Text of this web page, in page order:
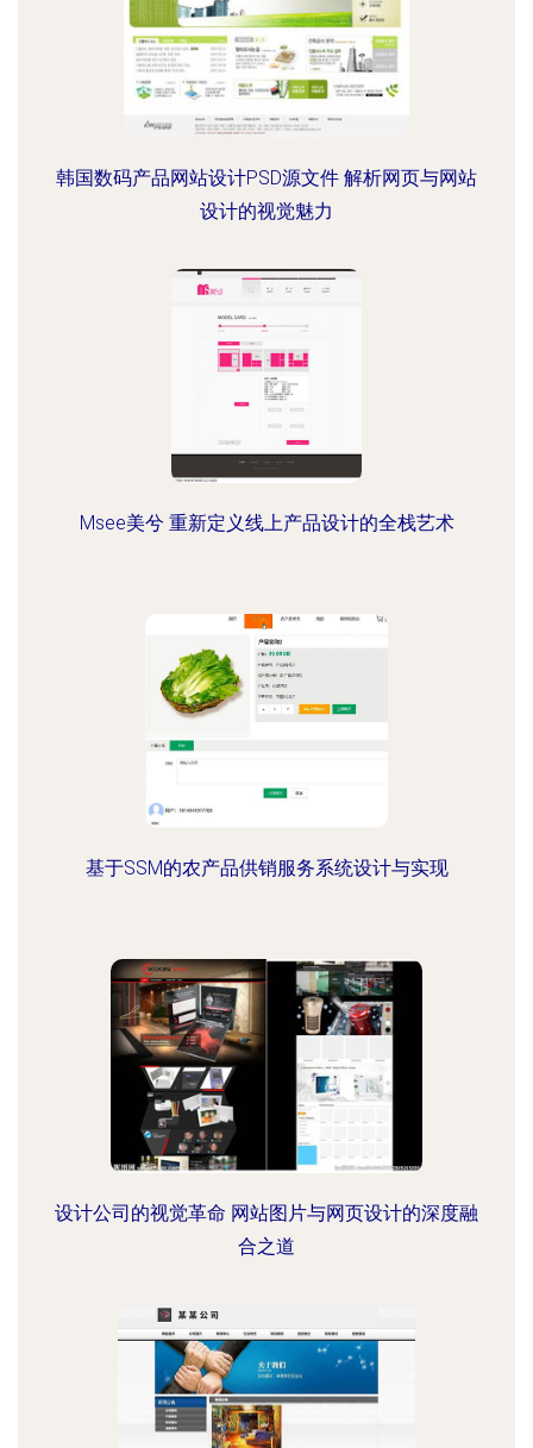
韩国数码产品网站设计PSD源文件 解析网页与网站
设计的视觉魅力
Msee美兮 重新定义线上产品设计的全栈艺术
基于SSM的农产品供销服务系统设计与实现
设计公司的视觉革命 网站图片与网页设计的深度融
合之道